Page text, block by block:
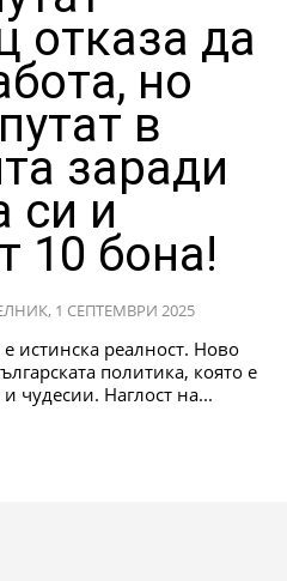
отказа да
но
в
заради
си и
10 бона!
1 СЕПТЕМВРИ 2025
реалност. Ново
политика, която е
чудесии. Наглост на...